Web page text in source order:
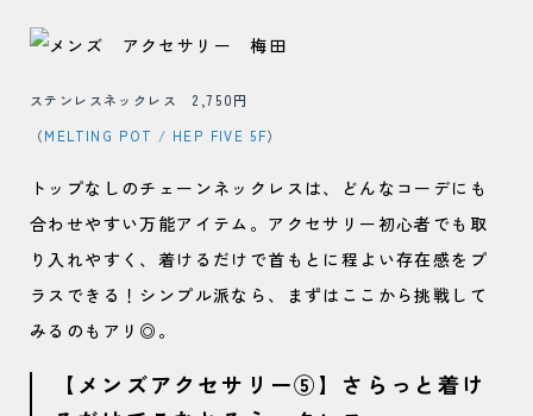
ステンレスネックレス 2,750円
（MELTING POT / HEP FIVE 5F）
トップなしのチェーンネックレスは、どんなコーデにも
合わせやすい万能アイテム。アクセサリー初心者でも取
り入れやすく、着けるだけで首もとに程よい存在感をプ
ラスできる！シンプル派なら、まずはここから挑戦して
みるのもアリ◎。
【メンズアクセサリー⑤】さらっと着け